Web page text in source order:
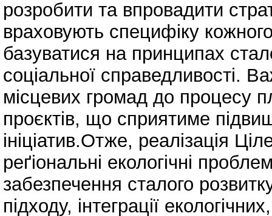
розробити та впровадити
враховують специфіку
базуватися на принципах
соціальної справедливості.
місцевих громад до процесу
проєктів, що сприятиме
ініціатив.Отже, реалізація
реґіональні екологічні
забезпечення сталого
підходу, інтеграції